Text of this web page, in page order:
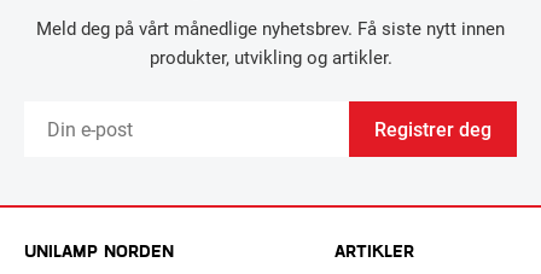
Meld deg på vårt månedlige nyhetsbrev. Få siste nytt innen
produkter, utvikling og artikler.
Registrer deg
UNILAMP NORDEN
ARTIKLER